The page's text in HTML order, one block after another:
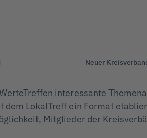
Neuer
interessante
LokalTreff ein Format
Mitglieder der